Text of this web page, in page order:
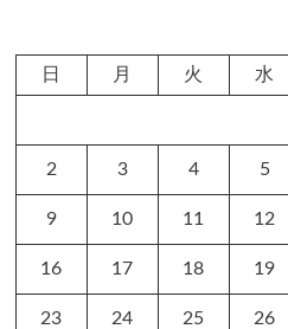
日 月 火 水
2 3 4 5
9 10 11 12
16 17 18 19
23 24 25 26